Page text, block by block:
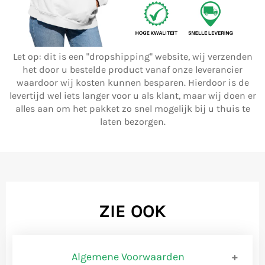
Let op: dit is een "dropshipping" website, wij verzenden
het door u bestelde product vanaf onze leverancier
waardoor wij kosten kunnen besparen. Hierdoor is de
levertijd wel iets langer voor u als klant, maar wij doen er
alles aan om het pakket zo snel mogelijk bij u thuis te
laten bezorgen.
ZIE OOK
Algemene Voorwaarden